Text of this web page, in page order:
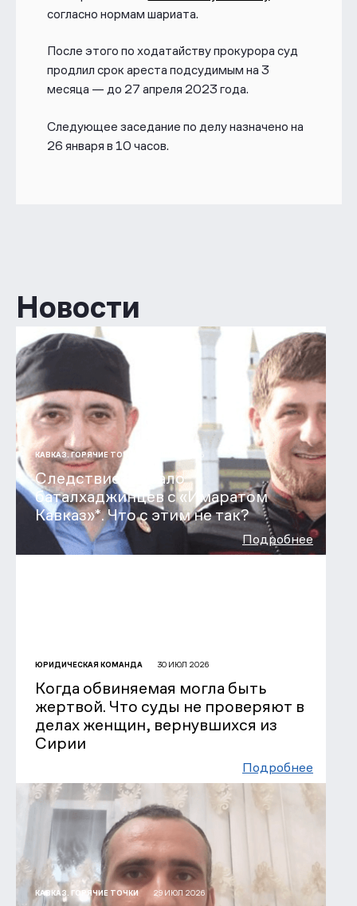
согласно нормам шариата.
После этого по ходатайству прокурора суд
продлил срок ареста подсудимым на 3
месяца — до 27 апреля 2023 года.
Следующее заседание по делу назначено на
26 января в 10 часов.
Новости
КАВКАЗ. ГОРЯЧИЕ ТОЧКИ
Следствие связало
баталхаджинцев с «Имаратом
Кавказ»*. Что с этим не так?
Подробнее
ЮРИДИЧЕСКАЯ КОМАНДА 30 ИЮЛ 2026
Когда обвиняемая могла быть
жертвой. Что суды не проверяют в
делах женщин, вернувшихся из
Сирии
Подробнее
КАВКАЗ. ГОРЯЧИЕ ТОЧКИ 29 ИЮЛ 2026